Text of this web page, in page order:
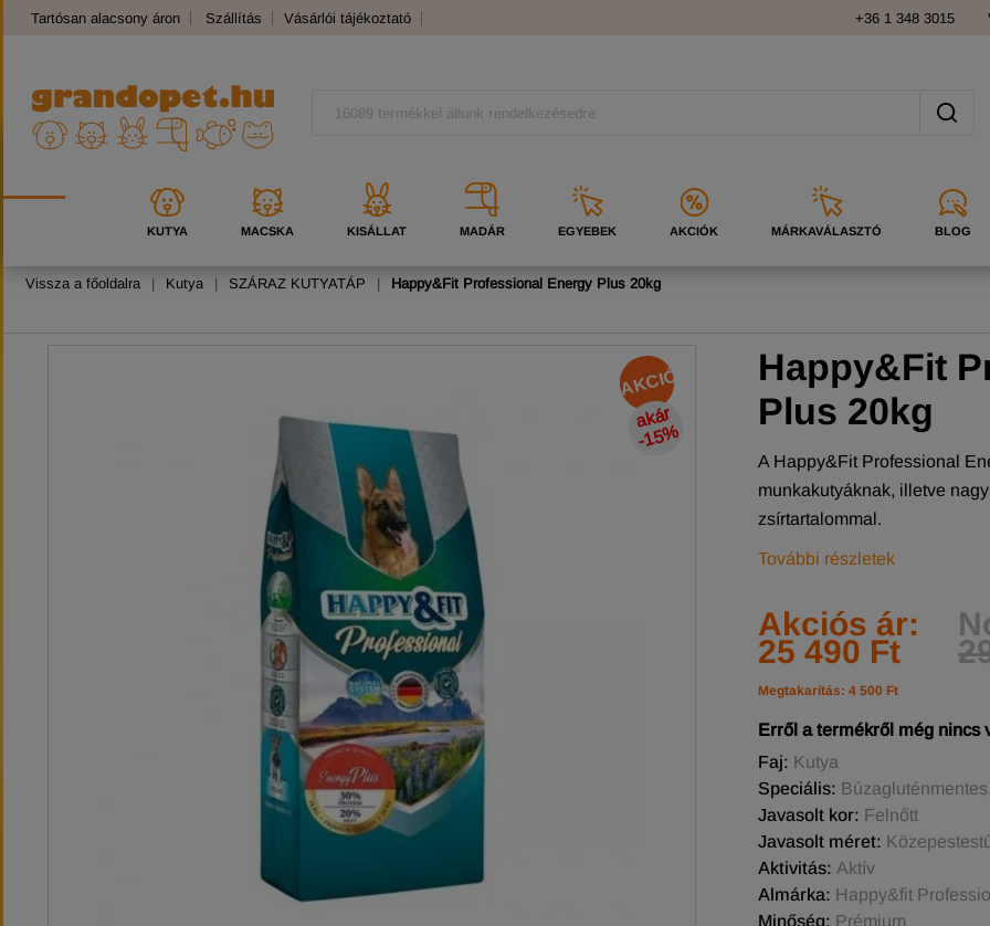
Tartósan alacsony áron Szállítás Vásárlói tájékoztató +36 1 348 3015
KUTYA MACSKA KISÁLLAT MADÁR EGYEBEK AKCIÓK MÁRKAVÁLASZTÓ BLOG
Vissza a főoldalra | Kutya | SZÁRAZ KUTYATÁP | Happy&Fit Professional Energy Plus 20kg
AKCIÓ
a
k
ár
-
1
5
%
Happy&Fit
Plus 20kg
A Happy&Fit Professional
munkakutyáknak, illetve
zsírtartalommal.
További részletek
Akciós ár:
25 490 Ft
Megtakarítás: 4 500 Ft
Erről a termékről még nincs
Faj: Kutya
Speciális:
Javasolt kor: Felnőtt
Javasolt méret:
Aktivitás: Aktív
Almárka: Happy&fit
Minőség: Prémium